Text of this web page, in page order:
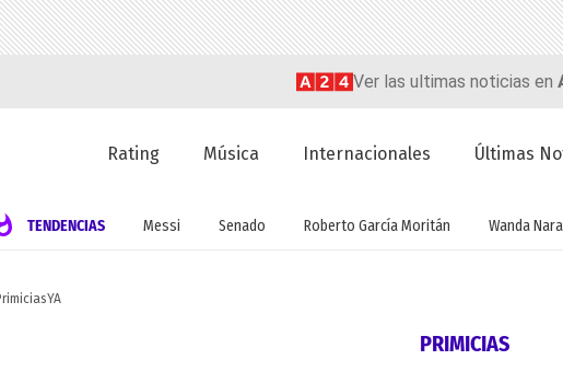
Ver las ultimas noticias en
Rating Música Internacionales Últimas
TENDENCIAS Messi Senado Roberto García Moritán Wanda Nara
PRIMICIAS